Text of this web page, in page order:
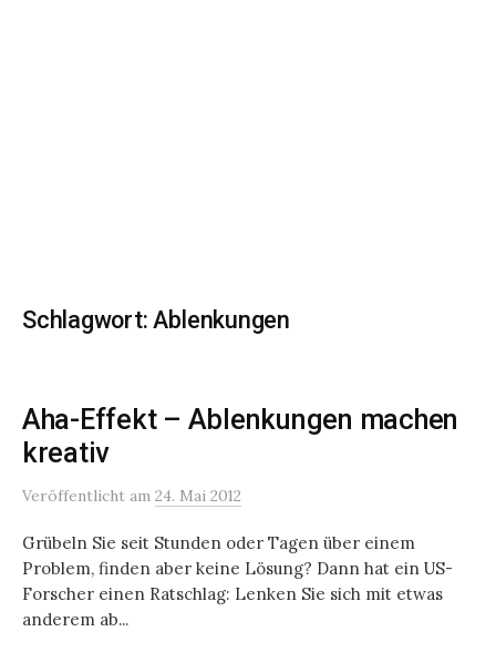
Schlagwort:Ablenkungen
Aha-Effekt – Ablenkungen machen
kreativ
Veröffentlicht am 24. Mai 2012
Grübeln Sie seit Stunden oder Tagen über einem
Problem, finden aber keine Lösung? Dann hat ein US-
Forscher einen Ratschlag: Lenken Sie sich mit etwas
anderem ab...